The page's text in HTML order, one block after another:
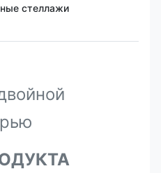
стеллажи